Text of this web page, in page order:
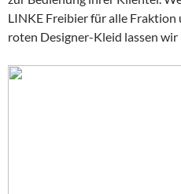
LINKE Freibier für alle
roten Designer-Kleid lassen wir